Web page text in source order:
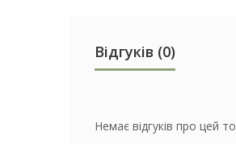
Відгуків (0)
Немає відгуків про цей